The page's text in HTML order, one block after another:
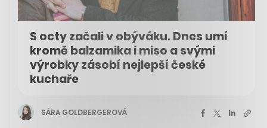
S octy začali v obýváku. Dnes umí
kromě balzamika i miso a svými
výrobky zásobí nejlepší české
kuchaře
SÁRA GOLDBERGEROVÁ